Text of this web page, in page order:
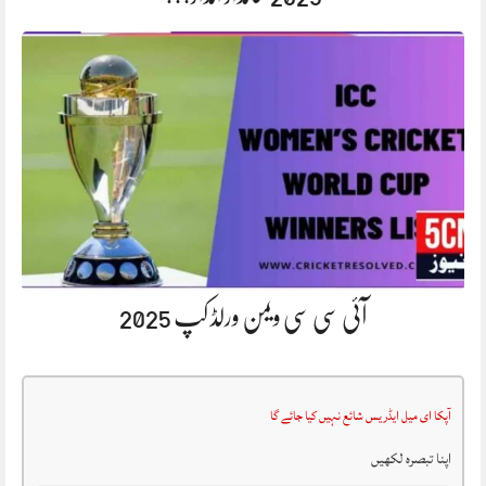
آئی سی سی ویمن ورلڈ کپ 2025
آپکا ای میل ایڈریس شائع نہیں کیا جائے گا
اپنا تبصرہ لکھیں